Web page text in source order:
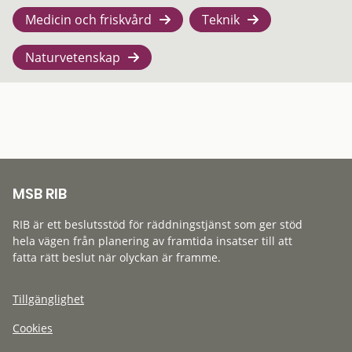
Medicin och friskvård Teknik
Naturvetenskap
MSB RIB
RIB är ett beslutsstöd för räddningstjänst som ger stöd
hela vägen från planering av framtida insatser till att
fatta rätt beslut när olyckan är framme.
Tillgänglighet
Cookies